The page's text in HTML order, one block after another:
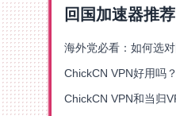
回国加速器推荐